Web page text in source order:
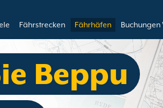
Fährstrecken Fährhäfen
Beppu